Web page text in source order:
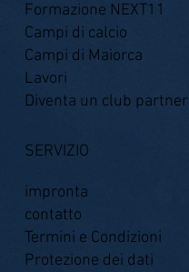
Formazione NEXT11
Campi di calcio
Campi di Maiorca
Lavori
Diventa un club partner
SERVIZIO
impronta
contatto
Termini e Condizioni
Protezione dei dati